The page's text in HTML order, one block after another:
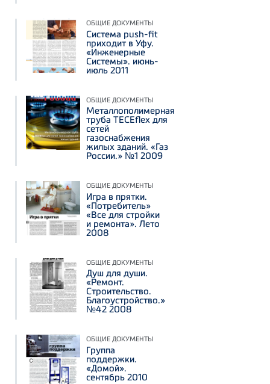
ОБЩИЕ ДОКУМЕНТЫ
Система push-fit
приходит в Уфу.
«Инженерные
Системы». июнь-
июль 2011
ОБЩИЕ ДОКУМЕНТЫ
Металлополимерная
труба TECEflex для
сетей
газоснабжения
жилых зданий. «Газ
России.» №1 2009
ОБЩИЕ ДОКУМЕНТЫ
Игра в прятки.
«Потребитель»
«Все для стройки
и ремонта». Лето
2008
ОБЩИЕ ДОКУМЕНТЫ
Душ для души.
«Ремонт.
Строительство.
Благоустройство.»
№42 2008
ОБЩИЕ ДОКУМЕНТЫ
Группа
поддержки.
«Домой».
сентябрь 2010